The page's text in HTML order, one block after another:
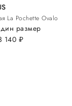
La Pochette Ovalo
140 руб.
размер